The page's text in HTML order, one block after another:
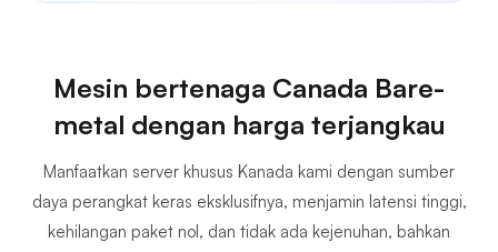
Mesin bertenaga Canada Bare-
metal dengan harga terjangkau
Manfaatkan server khusus Kanada kami dengan sumber
daya perangkat keras eksklusifnya, menjamin latensi tinggi,
kehilangan paket nol, dan tidak ada kejenuhan, bahkan